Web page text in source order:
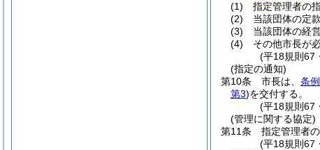
(1)
指定管理者の
(2)
当該団体の定
(3)
当該団体の経
(4)
その他市長が
(平18規則67
(指定の通知)
第10条
市長は、 条
第3)を交付する。
(平18規則67
(管理に関する協定)
第11条
指定管理者
(平18規則67